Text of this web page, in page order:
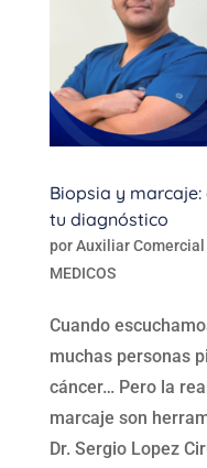
Biopsia y
tu diagnóstico
porAuxiliar Comercial
MEDICOS
Cuando
muchas personas
cáncer… Pero la
marcaje son
Dr. Sergio Lopez